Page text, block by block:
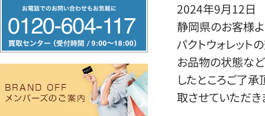
リ
ー
ヤ
2024年9月12日
静岡県のお客様
パクトウォレット
お品物の状態など
したところご了
取させていただき